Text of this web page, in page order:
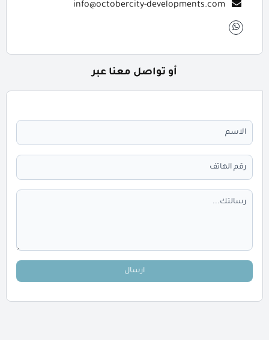
info@octobercity-developments.com
أو تواصل معنا عبر
ارسال